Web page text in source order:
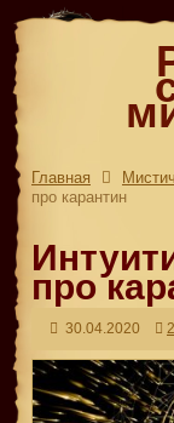
Главная
про карантин
про
30.04.2020